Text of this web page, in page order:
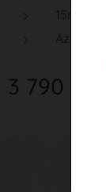
3 790